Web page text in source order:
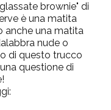
brownie" di
è una matita
anche una matita
nude o
di questo trucco
questione di